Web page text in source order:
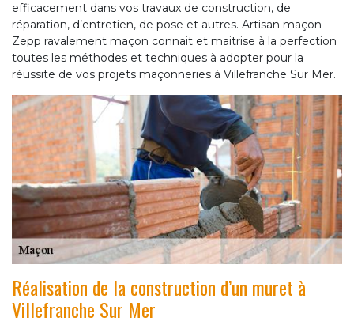
efficacement dans vos travaux de construction, de
réparation, d’entretien, de pose et autres. Artisan maçon
Zepp ravalement maçon connait et maitrise à la perfection
toutes les méthodes et techniques à adopter pour la
réussite de vos projets maçonneries à Villefranche Sur Mer.
Réalisation de la construction d’un muret à
Villefranche Sur Mer